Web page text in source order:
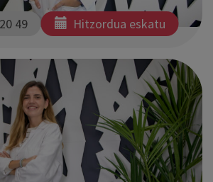
49 Hitzordua eskatu